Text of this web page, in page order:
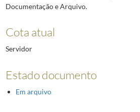
Documentação e Arquivo.
Cota atual
Servidor
Estado documento
Em arquivo